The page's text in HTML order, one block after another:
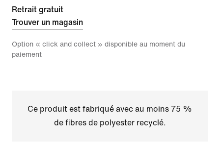
Retrait gratuit
Trouver un magasin
Option « click and collect » disponible au moment du
paiement
Ce produit est fabriqué avec au moins 75 %
de fibres de polyester recyclé.